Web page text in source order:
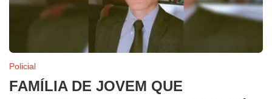
Policial
FAMÍLIA DE JOVEM QUE